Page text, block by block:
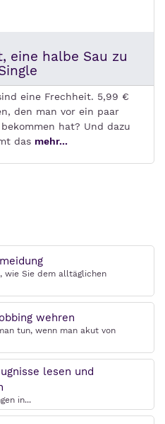
eine halbe Sau zu
eine Frechheit. 5,99 €
den man vor ein paar
hat? Und dazu
das mehr...
wie Sie dem alltäglichen
wehren
tun, wenn man akut von
lesen und
in...